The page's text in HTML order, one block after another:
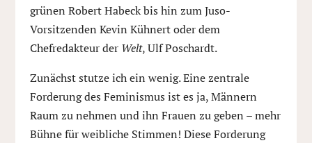
grünen Robert Habeck bis hin zum Juso-
Vorsitzenden Kevin Kühnert oder dem
Chefredakteur der Welt, Ulf Poschardt.
Zunächst stutze ich ein wenig. Eine zentrale
Forderung des Feminismus ist es ja, Männern
Raum zu nehmen und ihn Frauen zu geben – mehr
Bühne für weibliche Stimmen! Diese Forderung